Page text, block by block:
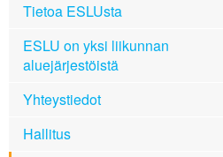
Tietoa ESLUsta
ESLU on yksi liikunnan
aluejärjestöistä
Yhteystiedot
Hallitus